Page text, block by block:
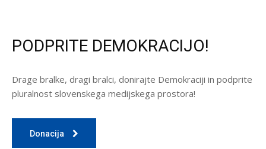
PODPRITE DEMOKRACIJO!
Drage bralke, dragi bralci, donirajte Demokraciji in podprite
pluralnost slovenskega medijskega prostora!
Donacija